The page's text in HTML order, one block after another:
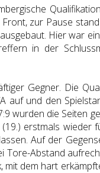
zur Pause
Hier war
in der
Gegner. Die
auf und den
wurden die Seiten
erstmals wieder
Auf der
Tore-Abstand
dem hart